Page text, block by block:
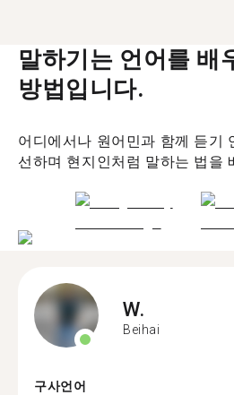
말하기는 언어를 배
방법입니다.
어디에서나 원어민과 함께 듣기
선하며 현지인처럼 말하는 법을
W.
Beihai
구사언어